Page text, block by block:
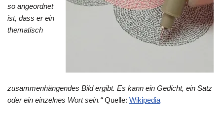
so angeordnet
ist, dass er ein
thematisch
zusammenhängendes Bild ergibt. Es kann ein Gedicht, ein Satz
oder ein einzelnes Wort sein.“Quelle: Wikipedia